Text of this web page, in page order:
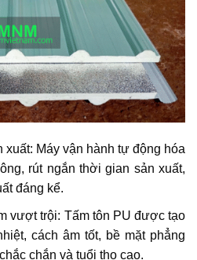
xuất: Máy vận hành tự động hóa
rút ngắn thời gian sản xuất,
đáng kể.
vượt trội: Tấm tôn PU được tạo
cách âm tốt, bề mặt phẳng
chắn và tuổi thọ cao.